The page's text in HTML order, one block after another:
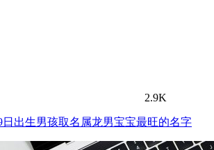
2.9K
日出生男孩取名属龙男宝宝最旺的名字